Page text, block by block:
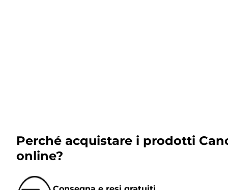
Perché acquistare i prodotti
online?